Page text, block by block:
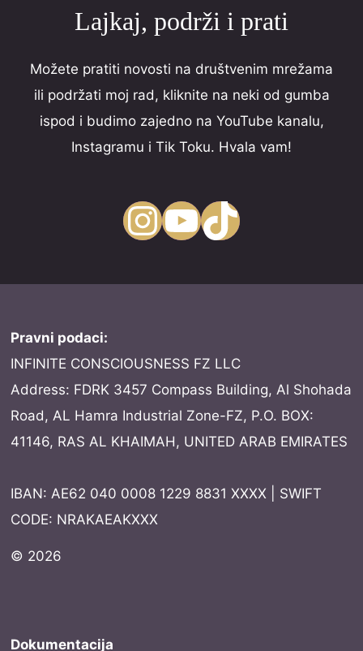
Lajkaj, podrži i prati
Možete pratiti novosti na društvenim mrežama
ili podržati moj rad, kliknite na neki od gumba
ispod i budimo zajedno na YouTube kanalu,
Instagramu i Tik Toku. Hvala vam!
InstagramYouTube TikTok
Pravni podaci:
INFINITE CONSCIOUSNESS FZ LLC
Address: FDRK 3457 Compass Building, Al Shohada
Road, AL Hamra Industrial Zone-FZ, P.O. BOX:
41146, RAS AL KHAIMAH, UNITED ARAB EMIRATES
IBAN: AE62 040 0008 1229 8831 XXXX | SWIFT
CODE: NRAKAEAKXXX
© 2026
Dokumentacija